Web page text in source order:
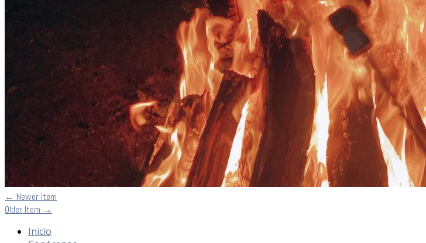
← Newer Item
Older Item →
Inicio